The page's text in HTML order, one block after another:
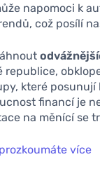
napomoci k
což posílí
republice,
které
financí je
na měnící se
více